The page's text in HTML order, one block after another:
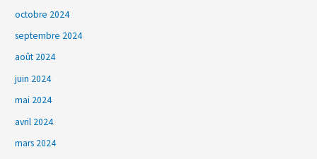
octobre 2024
septembre 2024
août 2024
juin 2024
mai 2024
avril 2024
mars 2024